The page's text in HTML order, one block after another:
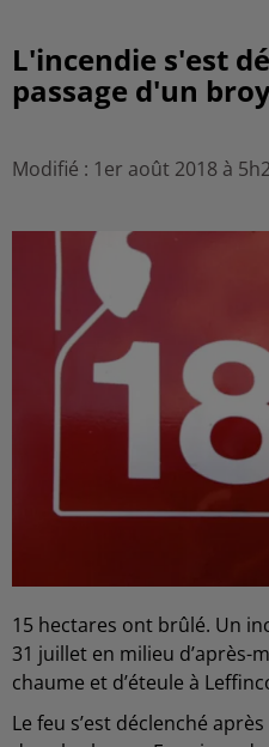
L'incendie s'est
passage d'un
Modifié : 1er août 2018 à
15 hectares ont brûlé. Un
31 juillet en milieu d’après-
chaume et d’éteule à
Le feu s’est déclenché